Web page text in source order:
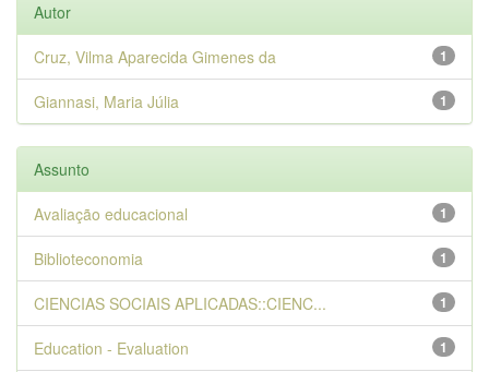
Autor
1
Cruz, Vilma Aparecida Gimenes da
1
Giannasi, Maria Júlia
Assunto
1
Avaliação educacional
1
Biblioteconomia
1
CIENCIAS SOCIAIS APLICADAS::CIENC...
1
Education - Evaluation